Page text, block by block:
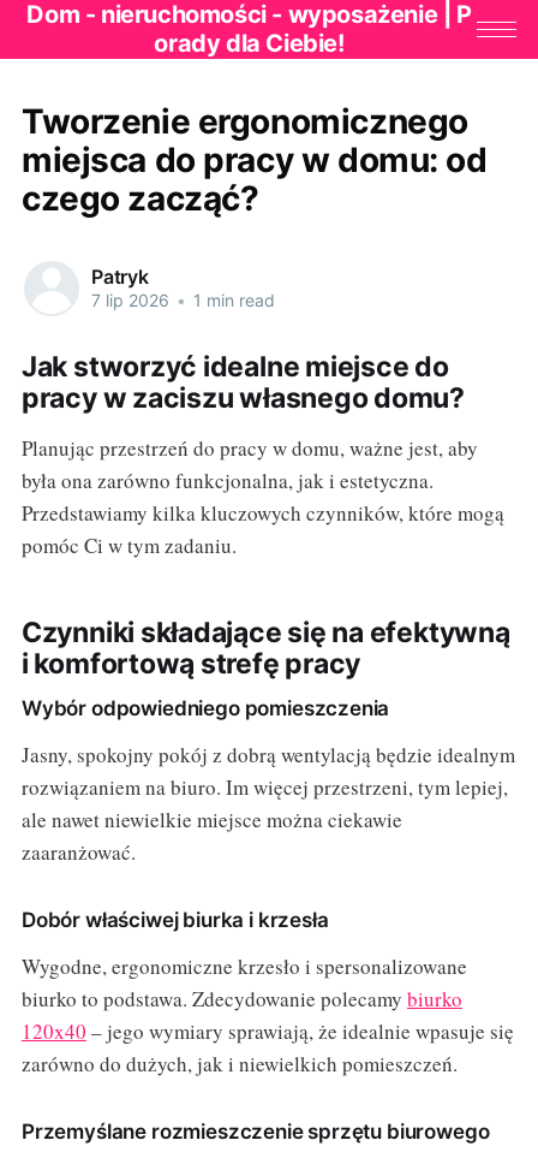
Dom - nieruchomości - wyposażenie | P
orady dla Ciebie!
Tworzenie ergonomicznego
miejsca do pracy w domu: od
czego zacząć?
Patryk
7 lip 2026 • 1 min read
Jak stworzyć idealne miejsce do
pracy w zaciszu własnego domu?
Planując przestrzeń do pracy w domu, ważne jest, aby
była ona zarówno funkcjonalna, jak i estetyczna.
Przedstawiamy kilka kluczowych czynników, które mogą
pomóc Ci w tym zadaniu.
Czynniki składające się na efektywną
i komfortową strefę pracy
Wybór odpowiedniego pomieszczenia
Jasny, spokojny pokój z dobrą wentylacją będzie idealnym
rozwiązaniem na biuro. Im więcej przestrzeni, tym lepiej,
ale nawet niewielkie miejsce można ciekawie
zaaranżować.
Dobór właściwej biurka i krzesła
Wygodne, ergonomiczne krzesło i spersonalizowane
biurko to podstawa. Zdecydowanie polecamy biurko
120x40 – jego wymiary sprawiają, że idealnie wpasuje się
zarówno do dużych, jak i niewielkich pomieszczeń.
Przemyślane rozmieszczenie sprzętu biurowego